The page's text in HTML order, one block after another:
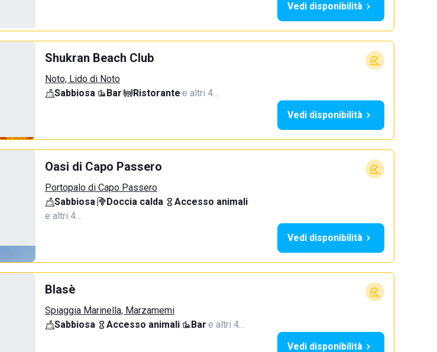
Vedi disponibilità
Shukran Beach Club
Noto, Lido di Noto
Sabbiosa· Bar· Ristorante·e altri 4…
Vedi disponibilità
Oasi di Capo Passero
Portopalo di Capo Passero
Sabbiosa· Doccia calda· Accesso animali·
e altri 4…
Vedi disponibilità
Blasè
Spiaggia Marinella, Marzamemi
Sabbiosa· Accesso animali· Bar·e altri 4…
Vedi disponibilità